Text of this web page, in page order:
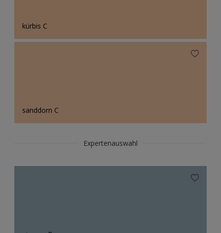
kürbis C
sanddorn C
Expertenauswahl